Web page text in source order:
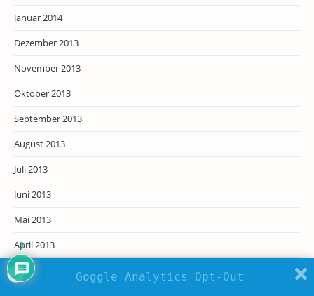
Januar 2014
Dezember 2013
November 2013
Oktober 2013
September 2013
August 2013
Juli 2013
Juni 2013
Mai 2013
April 2013
März 2013
Goggle Analytics Opt-Out
3